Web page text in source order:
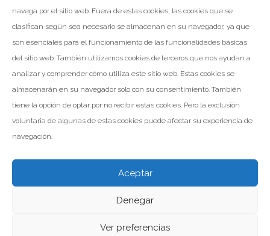
navega por el sitio web. Fuera de estas cookies, las cookies que se
clasifican según sea necesario se almacenan en su navegador, ya que
son esenciales para el funcionamiento de las funcionalidades básicas
del sitio web. También utilizamos cookies de terceros que nos ayudan a
analizar y comprender cómo utiliza este sitio web. Estas cookies se
almacenarán en su navegador solo con su consentimiento. También
tiene la opción de optar por no recibir estas cookies. Pero la exclusión
voluntaria de algunas de estas cookies puede afectar su experiencia de
navegación.
Aceptar
Denegar
Ver preferencias
Facebook Google+
Política de Privacidad